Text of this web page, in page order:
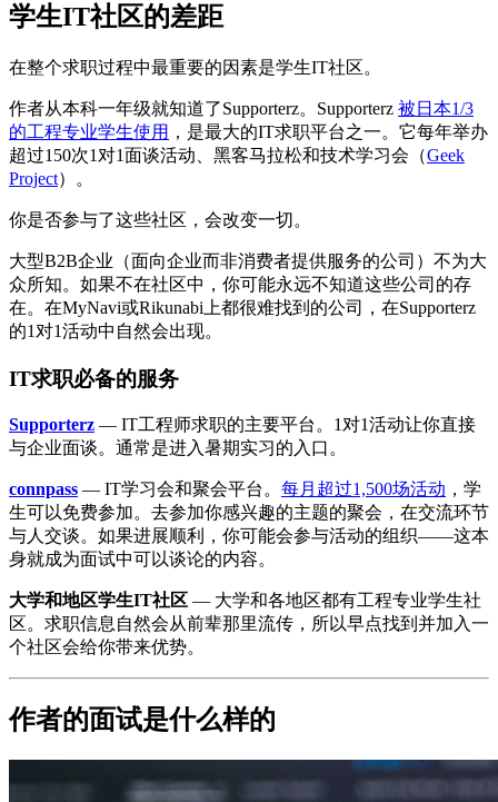
学生IT社区的差距
在整个求职过程中最重要的因素是学生IT社区。
作者从本科一年级就知道了Supporterz。Supporterz 被日本1/3
的工程专业学生使用 ，是最大的IT求职平台之一。它每年举办
超过150次1对1面谈活动、黑客马拉松和技术学习会（Geek
Project）。
你是否参与了这些社区，会改变一切。
大型B2B企业（面向企业而非消费者提供服务的公司）不为大
众所知。如果不在社区中，你可能永远不知道这些公司的存
在。在MyNavi或Rikunabi上都很难找到的公司，在Supporterz
的1对1活动中自然会出现。
IT求职必备的服务
Supporterz — IT工程师求职的主要平台。1对1活动让你直接
与企业面谈。通常是进入暑期实习的入口。
connpass — IT学习会和聚会平台。 每月超过1,500场活动 ，学
生可以免费参加。去参加你感兴趣的主题的聚会，在交流环节
与人交谈。如果进展顺利，你可能会参与活动的组织——这本
身就成为面试中可以谈论的内容。
大学和地区学生IT社区 — 大学和各地区都有工程专业学生社
区。求职信息自然会从前辈那里流传，所以早点找到并加入一
个社区会给你带来优势。
作者的面试是什么样的